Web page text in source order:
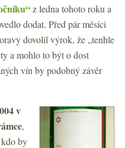
z ledna tohoto roku a
dodat. Před pár měsíci
dovolil výrok, že „tenhle
a mohlo to být o dost
vín by podobný závěr
v
,
by